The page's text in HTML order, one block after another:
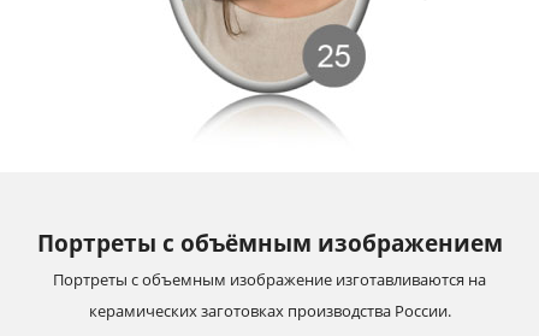
Портреты с объёмным изображением
Портреты с объемным изображение изготавливаются на
керамических заготовках производства России.